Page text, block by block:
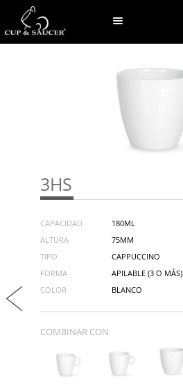
3HS
CAPACIDAD
180ML
ALTURA
75MM
TIPO
CAPPUCCINO
FORMA
APILABLE (3 O MÁS)
COLOR
BLANCO
COMBINAR CON